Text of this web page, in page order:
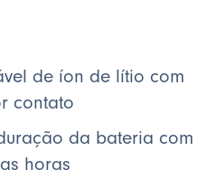
de íon de lítio com
contato
da bateria com
horas